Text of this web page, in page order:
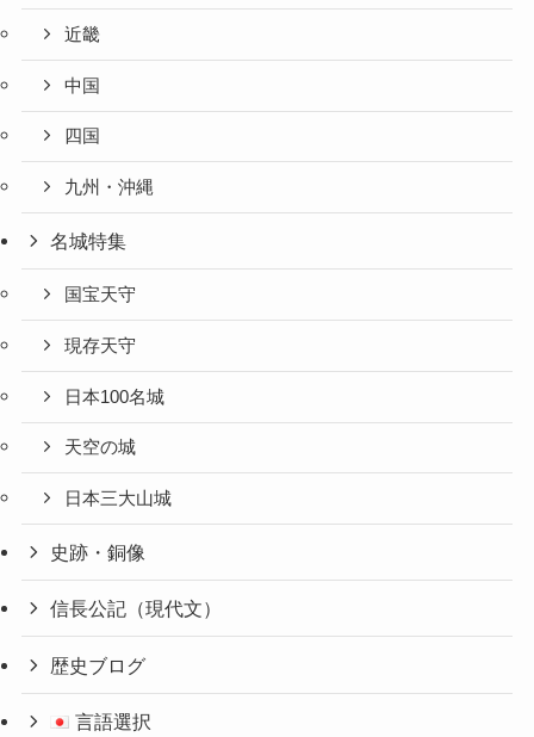
近畿
中国
四国
九州・沖縄
名城特集
国宝天守
現存天守
日本100名城
天空の城
日本三大山城
史跡・銅像
信長公記（現代文）
歴史ブログ
言語選択